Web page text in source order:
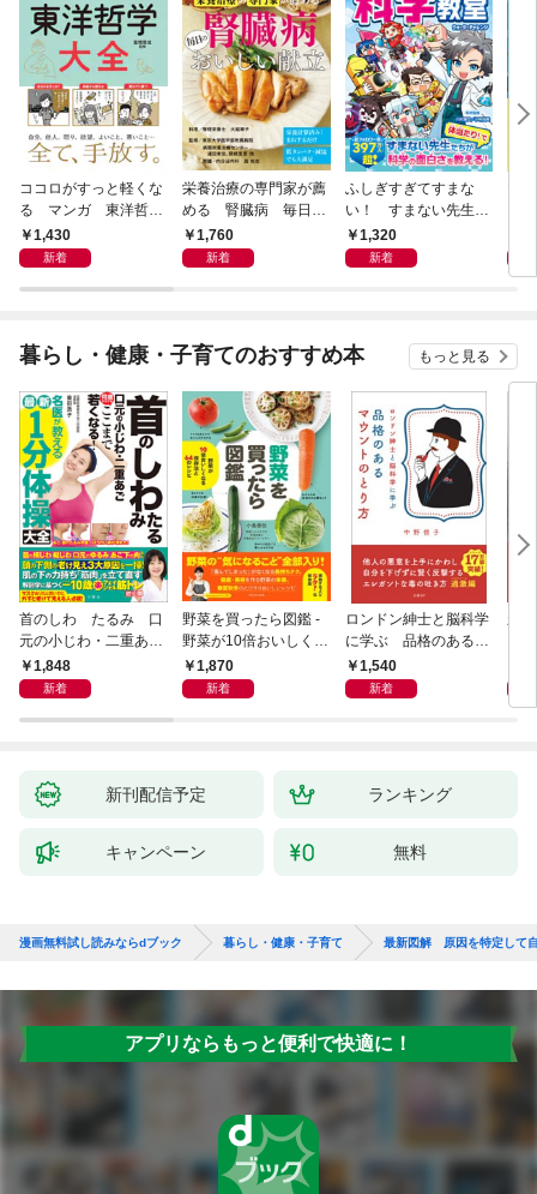
ココロがすっと軽くな
る マンガ 東洋哲学
大全1,430
新着
栄養治療の専門家が薦
める 腎臓病 毎日の
おいしい献立
1,760
新着
ふしぎすぎてすまな
い！ すまない先生の
科学教室
1,320
新着
暮らし・健康・子育てのおすすめ本 もっと見る
首のしわ たるみ 口
元の小じわ・二重あ
ご 何歳からでもここ
まで若くなる！ 名医
大全
1,848
新着
野菜を買ったら図鑑 -
野菜が10倍おいしくな
る保存法と64のレシピ
-
1,870
新着
ロンドン紳士と脳科学
に学ぶ 品格のあるマ
ウントのとり方
1,540
新着
新
新刊配信予定 ランキング
キャンペーン 無料
漫画無料試し読みならdブック 暮らし・健康・子育て 最新図解 原因を特定して
アプリならもっと便利で快適に！